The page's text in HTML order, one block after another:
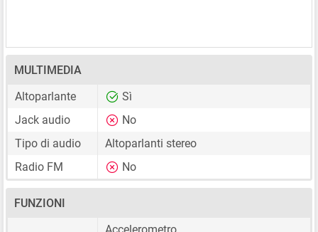
MULTIMEDIA
Altoparlante
Sì
Jack audio
No
Tipo di audio
Altoparlanti stereo
Radio FM
No
FUNZIONI